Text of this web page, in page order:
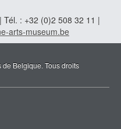
: +32 (0)2 508 32 11 |
arts-museum.be
Belgique. Tous droits